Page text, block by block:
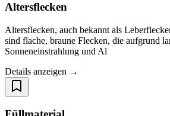
Altersflecken
Altersflecken, auch bekannt als
sind flache, braune Flecken, die aufgrund
Sonneneinstrahlung und Al
Details anzeigen →